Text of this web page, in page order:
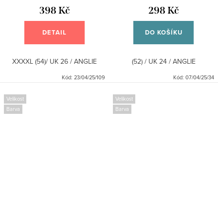
398 Kč
DETAIL
XXXXL (54)/ UK 26 / ANGLIE
Kód: 23/04/25/109
298 Kč
DO KOŠÍKU
(52) / UK 24 / ANGLIE
Kód: 07/04/25/34
Velikost
Barva
Velikost
Barva